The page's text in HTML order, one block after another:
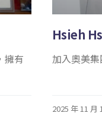
擁有
Hsieh
加入奧美
2025 年 11 月